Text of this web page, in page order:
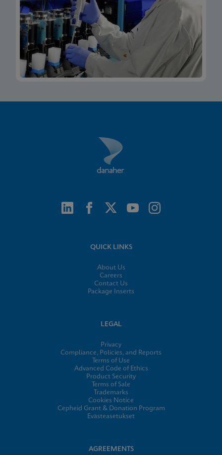
QUICK LINKS
About Us
Careers
Contact Us
Package Inserts
LEGAL
Privacy
Compliance, Policies, and Reports
Terms of Use
Advanced Code of Ethics
Product Security
Terms of Sale
Trademarks
Cookies Notice
Cepheid Grant & Donation Program
Evästeasetukset
AGREEMENTS